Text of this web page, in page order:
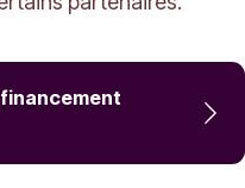
financement